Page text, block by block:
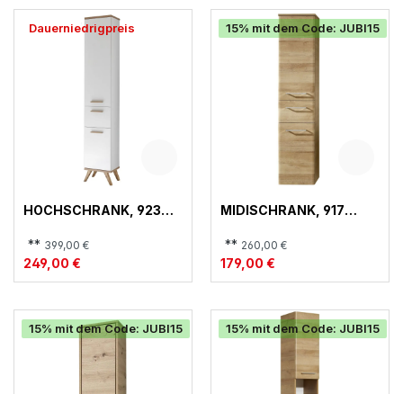
Dauerniedrigpreis
HOCHSCHRANK, 923
** 399,00 €
249,00 €
15% mit dem Code: JUBI15
MIDISCHRANK, 917
** 260,00 €
179,00 €
15% mit dem Code: JUBI15 15% mit dem Code: JUBI15